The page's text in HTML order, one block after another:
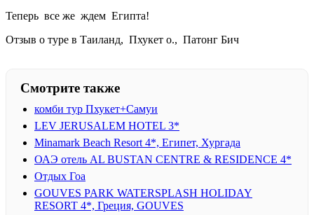
Теперь все же ждем Египта!
Отзыв о туре в Таиланд, Пхукет о., Патонг Бич
Смотрите также
комби тур Пхукет+Самуи
LEV JERUSALEM HOTEL 3*
Minamark Beach Resort 4*, Египет, Хургада
ОАЭ отель AL BUSTAN CENTRE & RESIDENCE 4*
Отдых Гоа
GOUVES PARK WATERSPLASH HOLIDAY
RESORT 4*, Греция, GOUVES